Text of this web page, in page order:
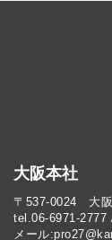
大阪本社
〒537-0024 大阪
tel.06-6971-2777
メール